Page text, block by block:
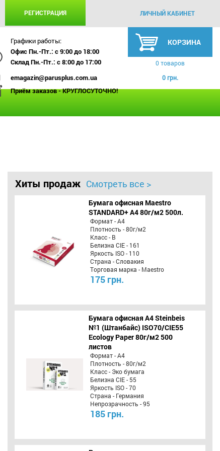
РЕГИСТРАЦИЯ ЛИЧНЫЙ КАБИНЕТ
Графики работы:
Офис Пн.-Пт.: с 9:00 до 18:00
Склад Пн.-Пт.: с 8:00 до 17:00
emagazin@parusplus.com.ua
Приём заказов - КРУГЛОСУТОЧНО!
КОРЗИНА
0 товаров
0 грн.
Хиты продаж Смотреть все >
Бумага офисная Maestro
STANDARD+ А4 80г/м2 500л.
Формат - А4
Плотность - 80г/м2
Класс - B
Белизна CIE - 161
Яркость ISO - 110
Страна - Словакия
Торговая марка - Maestro
175 грн.
Бумага офисная A4 Steinbeis
№1 (Штанбайс) ISO70/СІЕ55
Ecology Paper 80г/м2 500
листов
Формат - А4
Плотность - 80г/м2
Класс - Эко бумага
Белизна CIE - 55
Яркость ISO - 70
Страна - Германия
Непрозрачность - 95
185 грн.